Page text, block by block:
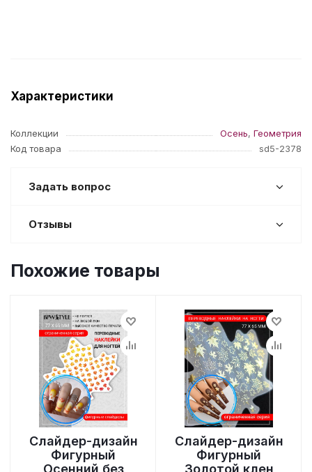
Характеристики
Коллекции Осень, Геометрия
Код товара
sd5-2378
Задать вопрос
Отзывы
Похожие товары
Слайдер-дизайн
Фигурный
Осенний без
Слайдер-дизайн
Фигурный
Золотой клен